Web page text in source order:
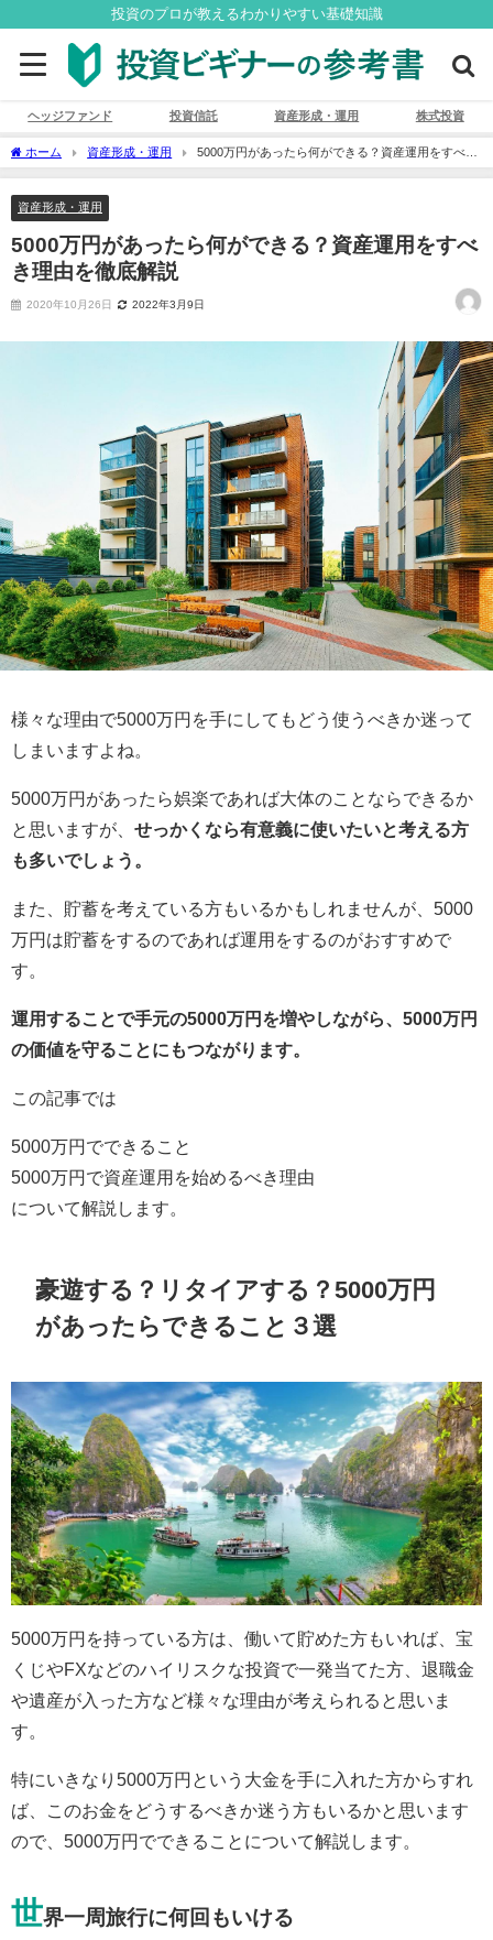
投資のプロが教えるわかりやすい基礎知識
ヘッジファンド 投資信託 資産形成・運用 株式投資
ホーム 資産形成・運用
5000万円があったら何ができる？資産運用をすべき
理由を徹底解説
資産形成・運用
5000万円があったら何ができる？資産運用をすべ
き理由を徹底解説
2020年10月26日 2022年3月9日
様々な理由で5000万円を手にしてもどう使うべきか迷って
しまいますよね。
5000万円があったら娯楽であれば大体のことならできるか
と思いますが、 せっかくなら有意義に使いたいと考える方
も多いでしょう。
また、貯蓄を考えている方もいるかもしれませんが、5000
万円は貯蓄をするのであれば運用をするのがおすすめで
す。
運用することで手元の5000万円を増やしながら、5000万円
の価値を守ることにもつながります。
この記事では
5000万円でできること
5000万円で資産運用を始めるべき理由
について解説します。
豪遊する？リタイアする？5000万円
があったらできること３選
5000万円を持っている方は、働いて貯めた方もいれば、宝
くじやFXなどのハイリスクな投資で一発当てた方、退職金
や遺産が入った方など様々な理由が考えられると思いま
す。
特にいきなり5000万円という大金を手に入れた方からすれ
ば、このお金をどうするべきか迷う方もいるかと思います
ので、5000万円でできることについて解説します。
世界一周旅行に何回もいける